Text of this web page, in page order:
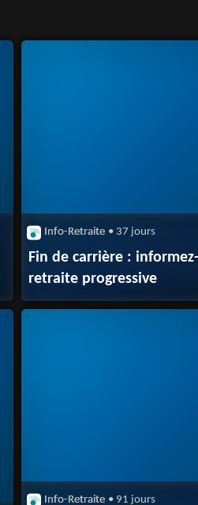
Info-Retraite • 37 jours
Fin de carrière :
retraite progressive
Info-Retraite • 91 jours